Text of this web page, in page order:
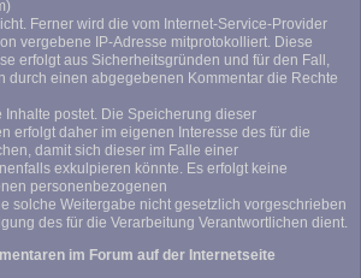
Ferner wird die vom Internet-Service-Provider
vergebene IP-Adresse mitprotokolliert. Diese
erfolgt aus Sicherheitsgründen und für den Fall,
durch einen abgegebenen Kommentar die Rechte
postet. Die Speicherung dieser
erfolgt daher im eigenen Interesse des für die
damit sich dieser im Falle einer
exkulpieren könnte. Es erfolgt keine
personenbezogenen
solche Weitergabe nicht gesetzlich vorgeschrieben
des für die Verarbeitung Verantwortlichen dient.
im Forum auf der Internetseite